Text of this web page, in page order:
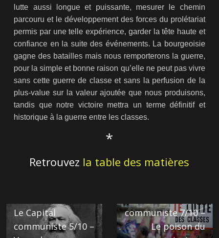
lutte aussi longue et puissante, mesurer le chemin
parcouru et le développement des forces du prolétariat
permis par une telle expérience, garder la tête haute et
confiance en la suite des événements. La bourgeoisie
gagne des batailles mais nous remporterons la guerre,
pour la simple et bonne raison qu’elle ne peut pas vivre
sans cette guerre de classe et sans la perfusion de la
plus-value sur la valeur ajoutée que nous produisons,
tandis que notre victoire mettra un terme définitif et
historique à la guerre entre les classes.
*
Retrouvez la table des matières
Le Capital
communiste 5/10 –
communiste 7/10 –
Le poison du